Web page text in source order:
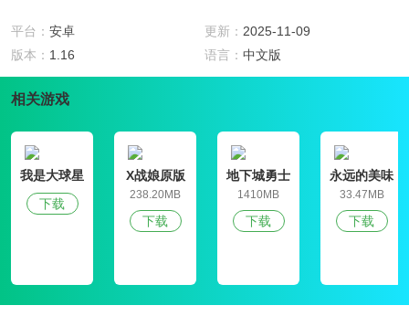
中，一对登山的夫妻突然一起的消失，而根据警察的调查，这里唯一有嫌疑的人
就是居住在这里的，根据慢慢的搜索，却没有发现任何可疑的地方，因此玩家需
要扮演这个人，而这座山间当中屋子只有你一个人居住，需要伴随着剧情的发展
而最终改变结局。
1.这里有很多很多精彩的挑战。你可以加入，游戏非常丰富。
3.你应该用你的智慧来完成这里的各种挑战，并继续承担更多的风险。
游戏亮点
1.整个场景非常奇怪，有各种各样的情节要探索。
3.解锁更多区域，体验更多刺激的冒险，并在游戏中完成各种食物的烹饪。
4.困难在继续增加，需要应对的挑战也在不断丰富。这场游戏会更加紧张。
平台： 安卓 更新： 2025-11-09
版本： 1.16 语言： 中文版
相关游戏
我是大球星
下载
X战娘原版
238.20MB
下载
地下城勇士
官网版
1410MB
下载
永远的美味
星球4破解版
33.47MB
下载